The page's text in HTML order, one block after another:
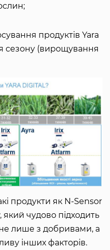
продуктів Yara
сезону (вирощування
продукти як N-Sensor
який чудово підходить
лише з добривами, а
інших факторів.